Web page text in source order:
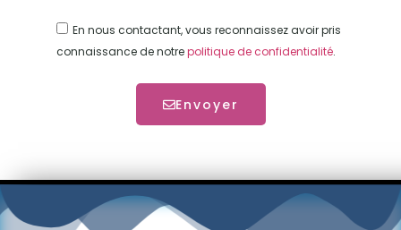
En nous contactant, vous reconnaissez avoir pris
connaissance de notrepolitique de confidentialité.
Envoyer